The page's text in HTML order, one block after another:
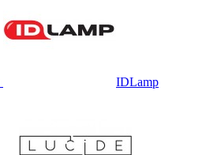
IDLamp